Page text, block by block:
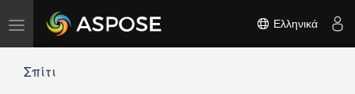
Εναλλαγή
πλοήγησης
Ελληνικά
Σπίτι